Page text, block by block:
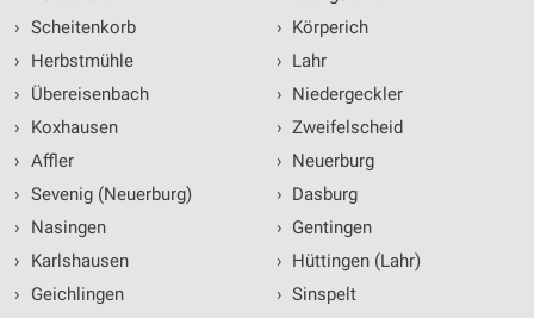
› Scheitenkorb
›
Herbstmühle
›
Übereisenbach
›
Koxhausen
› Affler
› Sevenig (Neuerburg)
›
Nasingen
›
Karlshausen
›
Geichlingen
› Körperich
› Lahr
› Niedergeckler
› Zweifelscheid
› Neuerburg
› Dasburg
› Gentingen
› Hüttingen (Lahr)
› Sinspelt
Verwendung von Profilen zur Auswahl
Erstellung von Profilen zur Personalisierung
Verwendung von Profilen zur Auswahl
Messung der Werbeleistung